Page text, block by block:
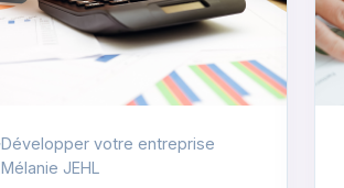
Développer votre entreprise
Mélanie JEHL